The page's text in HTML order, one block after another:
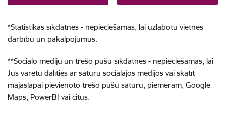
*Statistikas sīkdatnes - nepieciešamas, lai uzlabotu vietnes
darbību un pakalpojumus.
**Sociālo mediju un trešo pušu sīkdatnes - nepieciešamas, lai
Jūs varētu dalīties ar saturu sociālajos medijos vai skatīt
mājaslapai pievienoto trešo pušu saturu, piemēram, Google
Maps, PowerBI vai citus.